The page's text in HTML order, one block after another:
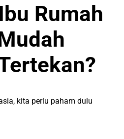
Rumah
kita perlu paham dulu